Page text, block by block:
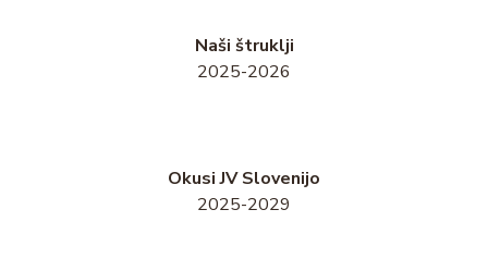
Naši štruklji
2025-2026
Okusi JV Slovenijo
2025-2029